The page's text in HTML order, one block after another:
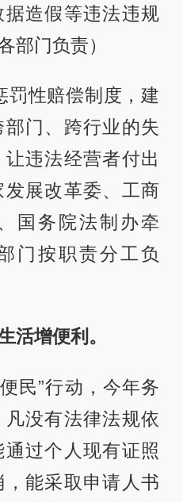
造假等违法违规
部门负责）
罚性赔偿制度，建
门、跨行业的失
违法经营者付出
展改革委、工商
国务院法制办牵
门按职责分工负
活增便利。
民”行动，今年务
没有法律法规依
过个人现有证照
能采取申请人书